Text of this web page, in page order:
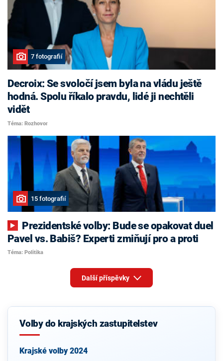
7 fotografií
Decroix: Se svoločí jsem byla na vládu ještě
hodná. Spolu říkalo pravdu, lidé ji nechtěli
vidět
Téma: Rozhovor
15 fotografií
Pavel vs. Babiš? Experti zmiňují pro a proti
Téma: Politika
Další příspěvky
Volby do krajských zastupitelstev
Krajské volby 2024